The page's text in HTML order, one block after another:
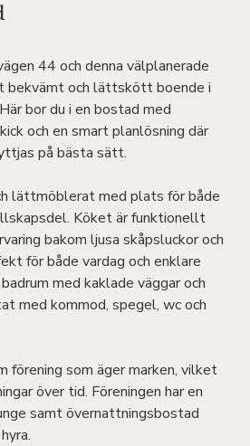
44 och denna välplanerade
bekvämt och lättskött boende i
bor du i en bostad med
och en smart planlösning där
på bästa sätt.
lättmöblerat med plats för både
Köket är funktionellt
bakom ljusa skåpsluckor och
för både vardag och enklare
med kaklade väggar och
med kommod, spegel, wc och
förening som äger marken, vilket
över tid. Föreningen har en
samt övernattningsbostad